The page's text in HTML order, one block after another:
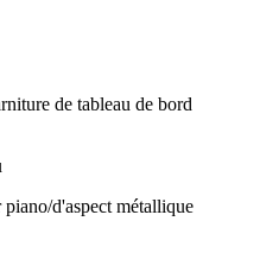
de tableau de bord
d'aspect métallique